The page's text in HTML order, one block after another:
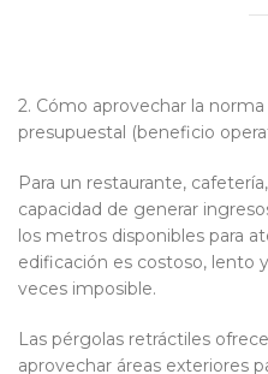
2. Cómo aprovechar la
presupuestal (beneficio
Para un restaurante,
capacidad de generar
los metros disponibles para
edificación es costoso, lento
veces imposible.
Las pérgolas retráctiles
aprovechar áreas exteriores